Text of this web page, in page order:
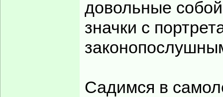
довольные
значки с
Садимся в